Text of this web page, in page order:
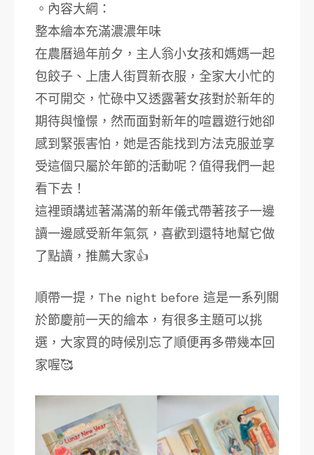
。內容大綱：
整本繪本充滿濃濃年味
在農曆過年前夕，主人翁小女孩和媽媽一起
包餃子、上唐人街買新衣服，全家大小忙的
不可開交，忙碌中又透露著女孩對於新年的
期待與憧憬，然而面對新年的喧囂遊行她卻
感到緊張害怕，她是否能找到方法克服並享
受這個只屬於年節的活動呢？值得我們一起
看下去！
這裡頭講述著滿滿的新年儀式帶著孩子一邊
讀一邊感受新年氣氛，喜歡到還特地幫它做
了點讀，推薦大家👍
順帶一提，The night before 這是一系列關
於節慶前一天的繪本，有很多主題可以挑
選，大家買的時候別忘了順便再多帶幾本回
家喔🥰